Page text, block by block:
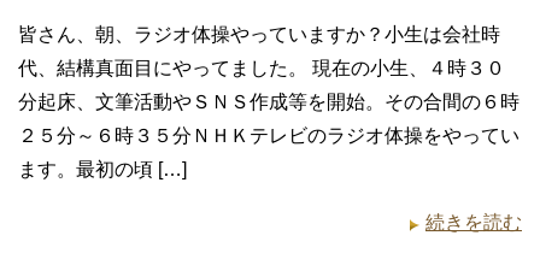
皆さん、朝、ラジオ体操やっていますか？小生は会社時
代、結構真面目にやってました。 現在の小生、４時３０
分起床、文筆活動やＳＮＳ作成等を開始。その合間の６時
２５分～６時３５分ＮＨＫテレビのラジオ体操をやってい
ます。最初の頃 […]
続きを読む